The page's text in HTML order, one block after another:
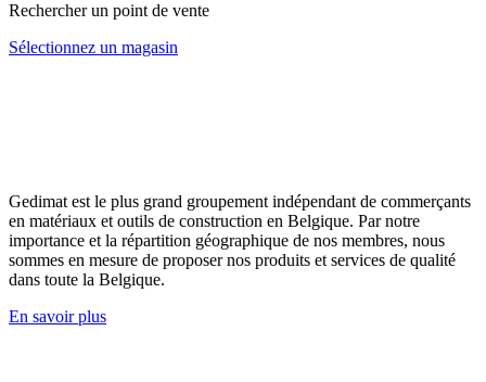
Rechercher un point de vente
Sélectionnez un magasin
Gedimat est le plus grand groupement indépendant de commerçants
en matériaux et outils de construction en Belgique. Par notre
importance et la répartition géographique de nos membres, nous
sommes en mesure de proposer nos produits et services de qualité
dans toute la Belgique.
En savoir plus